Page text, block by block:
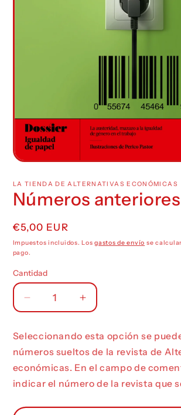
Abrir
multimedia
en
una
modal
LA TIENDA DE ALTERNATIVAS ECONÓMICAS
Números anteriores
Precio
habitual
€5,00 EUR
Impuestos incluidos. Losgastos de envío se
pago.
Cantidad
Reducir
cantidad
Números
anteriores
Aumentar
cantidad
Números
anteriores
Seleccionando esta opción se
números sueltos de la revista de
económicas. En el campo de
indicar el número de la revista que